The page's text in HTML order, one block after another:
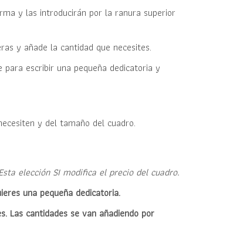
y las introducirán por la ranura superior
y añade la cantidad que necesites.
escribir una pequeña dedicatoria y
y del tamaño del cuadro.
elección SI modifica el precio del cuadro.
una pequeña dedicatoria.
Las cantidades se van añadiendo por